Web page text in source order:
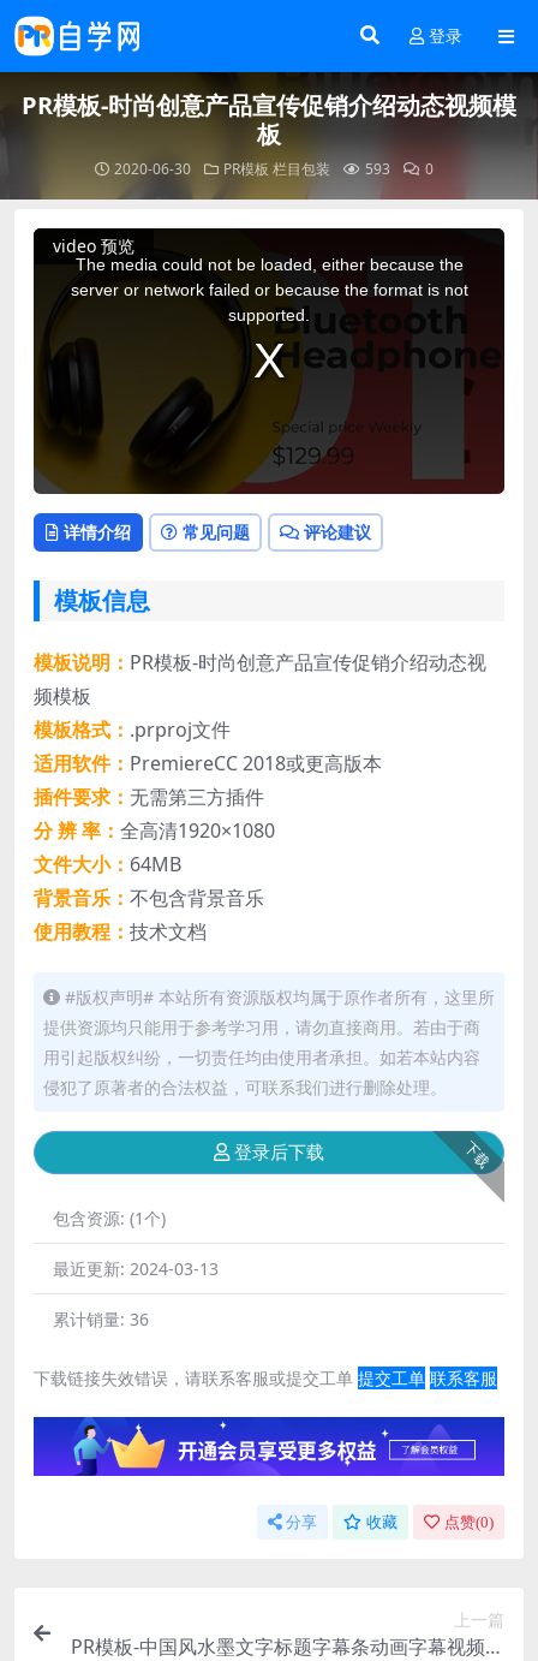
登录
PR模板-时尚创意产品宣传促销介绍动态视频模
板
2020-06-30 PR模板 栏目包装 593 0
video 预览
This
The media could not be loaded, either because the
server or network failed or because the format is not
supported.
详情介绍 常见问题 评论建议
模板信息
模板说明： PR模板-时尚创意产品宣传促销介绍动态视
频模板
模板格式： .prproj文件
适用软件： PremiereCC 2018或更高版本
插件要求： 无需第三方插件
分 辨 率： 全高清1920×1080
文件大小： 64MB
背景音乐： 不包含背景音乐
使用教程： 技术文档
#版权声明# 本站所有资源版权均属于原作者所有，这里所
提供资源均只能用于参考学习用，请勿直接商用。若由于商
用引起版权纠纷，一切责任均由使用者承担。如若本站内容
侵犯了原著者的合法权益，可联系我们进行删除处理。
下载
登录后下载
包含资源: (1个)
最近更新: 2024-03-13
累计销量: 36
下载链接失效错误，请联系客服或提交工单 提交工单 联系客服
分享 收藏 点赞(0)
上一篇
PR模板-中国风水墨文字标题字幕条动画字幕视频模